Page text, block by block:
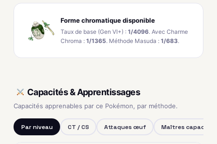
Forme chromatique disponible
Taux de base (Gen VI+) : 1/4096. Avec Charme
Chroma : 1/1365. Méthode Masuda : 1/683.
Capacités & Apprentissages
Capacités apprenables par ce Pokémon, par méthode.
Par niveau CT / CS Attaques œuf Maîtres capacités